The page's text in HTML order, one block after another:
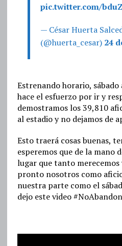
pic.twitter.com/
— César Huerta
(@huerta_cesar) 24
Estrenando horario, sábado
hace el esfuerzo por ir y
demostramos los 39,810
al estadio y no dejamos de
Esto traerá cosas buenas,
esperemos que de la mano
lugar que tanto merecemos
pronto nosotros como
nuestra parte como el
dejo este video